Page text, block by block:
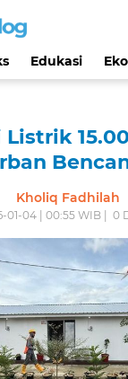
Edukasi
Listrik
Kholiq Fadhilah
01-04 | 00:55 WIB | 0